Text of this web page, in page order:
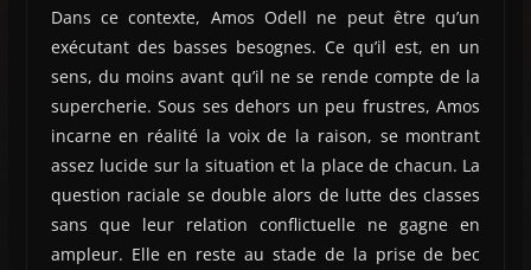
Dans ce contexte, Amos Odell ne peut être qu’un
exécutant des basses besognes. Ce qu’il est, en un
sens, du moins avant qu’il ne se rende compte de la
supercherie. Sous ses dehors un peu frustres, Amos
incarne en réalité la voix de la raison, se montrant
assez lucide sur la situation et la place de chacun. La
question raciale se double alors de lutte des classes
sans que leur relation conflictuelle ne gagne en
ampleur. Elle en reste au stade de la prise de bec